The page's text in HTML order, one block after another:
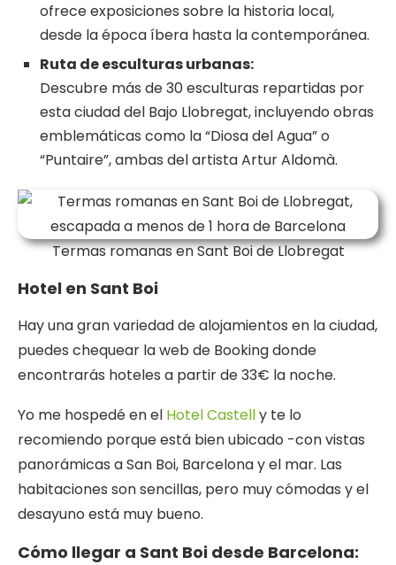
ofrece exposiciones sobre la historia local,
desde la época íbera hasta la contemporánea.
Ruta deesculturasurbanas:
Descubre más de 30 esculturas repartidas por
esta ciudad del Bajo Llobregat, incluyendo obras
emblemáticas como la “Diosa del Agua” o
“Puntaire”, ambas del artista Artur Aldomà.
Termas romanas en Sant Boi de Llobregat
Hotel en Sant Boi
Hay una gran variedad de alojamientos en la ciudad,
puedes chequear la web de Booking donde
encontrarás hoteles a partir de 33€ la noche.
Yo me hospedé en el Hotel Castelly te lo
recomiendo porque está bien ubicado -con vistas
panorámicas a San Boi, Barcelona y el mar. Las
habitaciones son sencillas, pero muy cómodas y el
desayuno está muy bueno.
Cómo llegar a Sant Boi desde Barcelona: